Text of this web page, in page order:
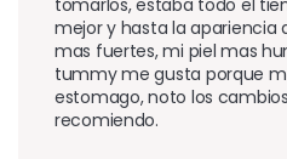
tomarlos, estaba todo el
mejor y hasta la apariencia
mas fuertes, mi piel mas
tummy me gusta porque
estomago, noto los
recomiendo.